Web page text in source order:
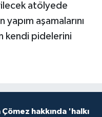
atölyede
aşamalarını
kendi pidelerini
Çömez hakkında 'halkı